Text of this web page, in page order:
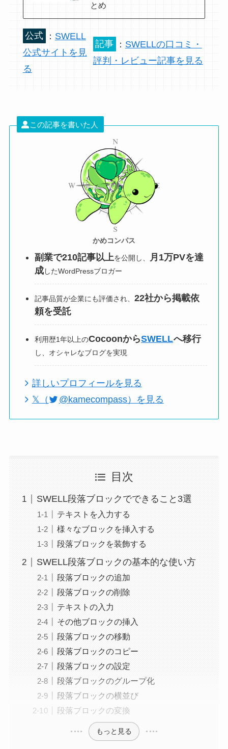
とめ
公式 ： SWELL
公式サイトを見
る
記事 ： SWELLの口コミ・
評判・レビュー記事を見る
この記事を書いた人
かめコンパス
副業で210記事以上を公開し、
月1万PVを達
成したWordPressブロガー
記事品質が企業にも評価され、22社から掲載依
頼を受託
利用歴1年以上のCocoonからSWELLへ移行
し、オシャレなブログを実現
詳しいプロフィールを見る
𝕏（
@kamecompass）を見る
目次
SWELL段落ブロックでできること3選
テキストを入力する
様々なブロックを挿入する
段落ブロックを装飾する
SWELL段落ブロックの基本的な使い方
段落ブロックの追加
段落ブロックの削除
テキストの入力
その他ブロックの挿入
段落ブロックの移動
段落ブロックのコピー
段落ブロックの設定
段落ブロックのグループ化
段落ブロックの横並び
段落ブロックの変換
もっと見る